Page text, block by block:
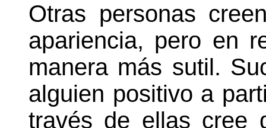
Otras personas
apariencia, pero en
manera más sutil.
alguien positivo a
través de ellas cree